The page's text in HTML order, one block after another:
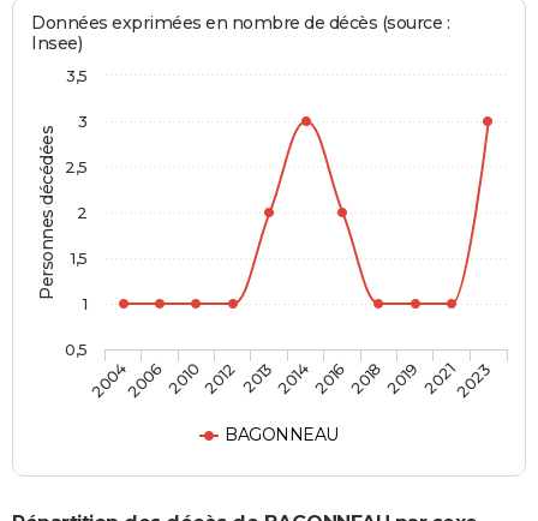
Personnes décédées
Données exprimées en nombre de décès (source :
Insee)
BAGONNEAU
20042006201020122013201420162018201920212023
0,5
1
1,5
2
2,5
3
3,5